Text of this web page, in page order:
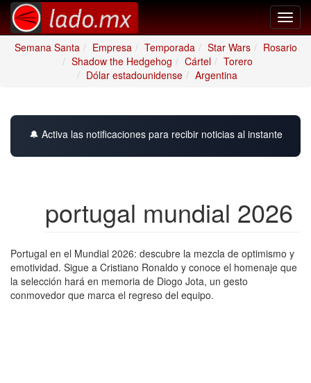
Semana Santa
Empresa Temporada Star Wars
Rosario
Shadow the Hedgehog
Cártel
Torero
Dólar estadounidense
Argentina
🔔 Activa las notificaciones para recibir noticias al instante
portugal mundial 2026
Portugal en el Mundial 2026: descubre la mezcla de optimismo y
emotividad. Sigue a Cristiano Ronaldo y conoce el homenaje que
la selección hará en memoria de Diogo Jota, un gesto
conmovedor que marca el regreso del equipo.